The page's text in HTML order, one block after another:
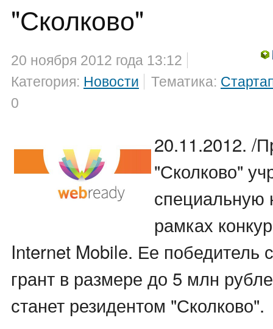
"Сколково"
20 ноября 2012 года 13:12
Категория: Новости Тематика:
0
20.11.2012. /
"Сколково"
рамках
Internet Mobile. Ее победитель
грант в размере до 5 млн
станет резидентом "Сколково".